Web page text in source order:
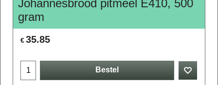
Johannesbrood pitmeel E410, 500
gram
€35.85
Bestel